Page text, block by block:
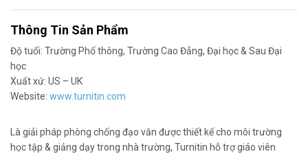
Thông Tin Sản Phẩm
Độ tuổi: Trường Phổ thông, Trường Cao Đẳng, Đại học & Sau Đại
học
Xuất xứ: US – UK
Website: www.turnitin.com
Là giải pháp phòng chống đạo văn được thiết kế cho môi trường
học tập & giảng dạy trong nhà trường, Turnitin hỗ trợ giáo viên